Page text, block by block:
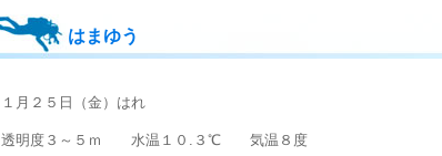
はまゆう
１月２５日（金）はれ
透明度３～５ｍ 水温１０.３℃ 気温８度